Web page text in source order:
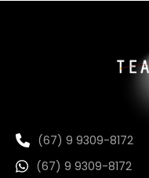
(67) 9 9309-8172
(67) 9 9309-8172